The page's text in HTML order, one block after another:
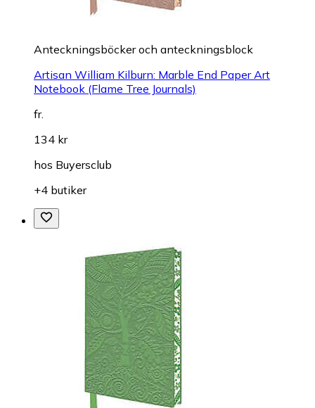
Anteckningsböcker och anteckningsblock
Artisan William Kilburn: Marble End Paper Art
Notebook (Flame Tree Journals)
fr.
134 kr
hos Buyersclub
+4 butiker